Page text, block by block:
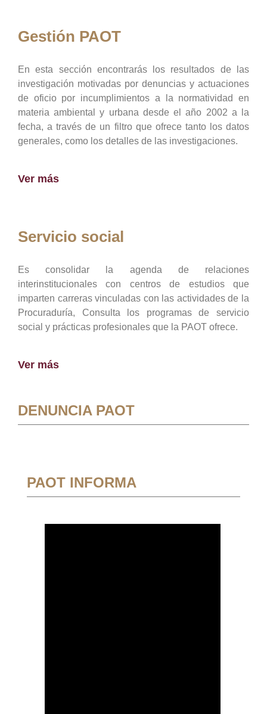
Gestión PAOT
En esta sección encontrarás los resultados de las
investigación motivadas por denuncias y actuaciones
de oficio por incumplimientos a la normatividad en
materia ambiental y urbana desde el año 2002 a la
fecha, a través de un filtro que ofrece tanto los datos
generales, como los detalles de las investigaciones.
Ver más
Servicio social
Es consolidar la agenda de relaciones
interinstitucionales con centros de estudios que
imparten carreras vinculadas con las actividades de la
Procuraduría, Consulta los programas de servicio
social y prácticas profesionales que la PAOT ofrece.
Ver más
DENUNCIA PAOT
PAOT INFORMA